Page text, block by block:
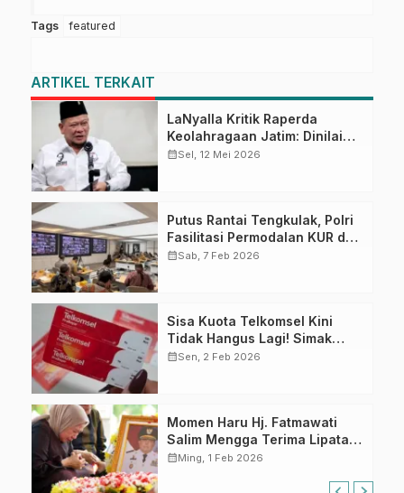
Tags featured
ARTIKEL TERKAIT
LaNyalla Kritik Raperda
Keolahragaan Jatim: Dinilai
Preteli Peran KONI
calendar_monthSel, 12 Mei 2026
Putus Rantai Tengkulak, Polri
Fasilitasi Permodalan KUR dan
Penyerapan Bulog bagi Petani
calendar_monthSab, 7 Feb 2026
Sisa Kuota Telkomsel Kini
Tidak Hangus Lagi! Simak
Syarat dan Cara
calendar_monthSen, 2 Feb 2026
Momen Haru Hj. Fatmawati
Salim Mengga Terima Lipatan
Merah Putih Usai Upacara
calendar_monthMing, 1 Feb 2026